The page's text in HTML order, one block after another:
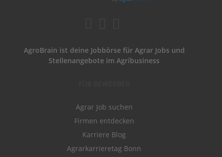
AgroBrain ist deine Jobbörse für Agrar Jobs und
Stellenangebote im Agribusiness
Agrar Job suchen
Firmen entdecken
Karriere Blog
Agrarkarrieretag Bonn